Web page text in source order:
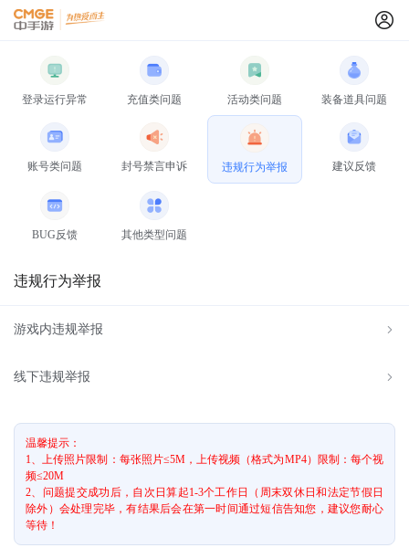
登录运行异常 充值类问题 活动类问题 装备道具问题
账号类问题 封号禁言申诉 违规行为举报 建议反馈
BUG反馈 其他类型问题
违规行为举报
游戏内违规举报
线下违规举报
温馨提示：
1、上传照片限制：每张照片≤5M，上传视频（格式为MP4）限制：每个视
频≤20M
2、问题提交成功后，自次日算起1-3个工作日（周末双休日和法定节假日
除外）会处理完毕，有结果后会在第一时间通过短信告知您，建议您耐心
等待！